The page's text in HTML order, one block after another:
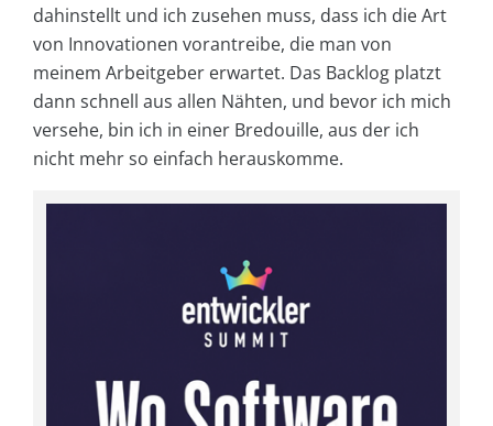
dahinstellt und ich zusehen muss, dass ich die Art
von Innovationen vorantreibe, die man von
meinem Arbeitgeber erwartet. Das Backlog platzt
dann schnell aus allen Nähten, und bevor ich mich
versehe, bin ich in einer Bredouille, aus der ich
nicht mehr so einfach herauskomme.